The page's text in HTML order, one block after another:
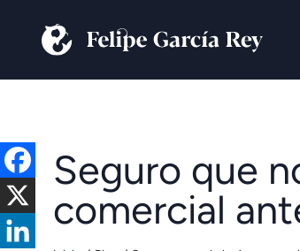
Seguro que
comercial